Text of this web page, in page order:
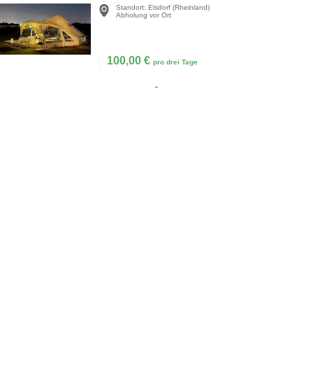
Standort: Elsdorf (Rheinland)
Abholung vor Ort
100,00 € pro drei Tage